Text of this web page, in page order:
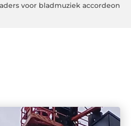
voor bladmuziek accordeon